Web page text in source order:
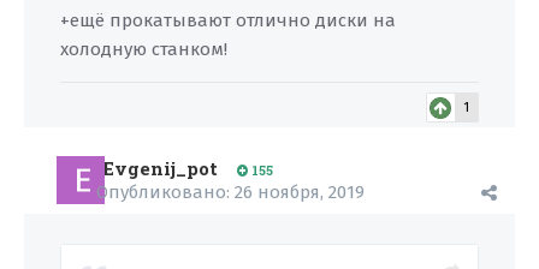
+ещё прокатывают отлично диски на
холодную станком!
1
Evgenij_pot 155
Опубликовано: 26 ноября, 2019